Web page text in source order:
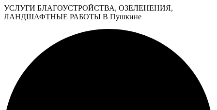
УСЛУГИ БЛАГОУСТРОЙСТВА, ОЗЕЛЕНЕНИЯ,
ЛАНДШАФТНЫЕ РАБОТЫ В Пушкине